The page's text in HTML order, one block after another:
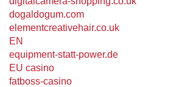
dogaldogum.com
elementcreativehair.co.uk
EN
equipment-statt-power.de
EU casino
fatboss-casino